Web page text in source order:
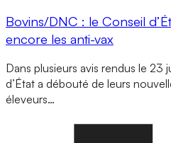
Bovins/DNC : le Conseil
encore les anti-vax
Dans plusieurs avis rendus le 23
d’État a débouté de leurs
éleveurs…